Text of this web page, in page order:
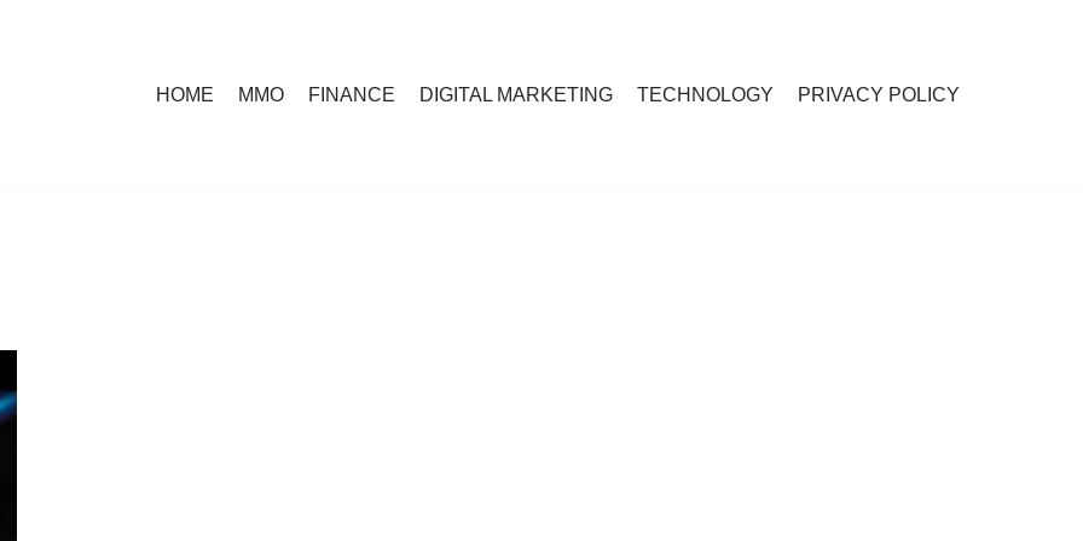
HOME MMO FINANCE DIGITAL MARKETING TECHNOLOGY PRIVACY POLICY